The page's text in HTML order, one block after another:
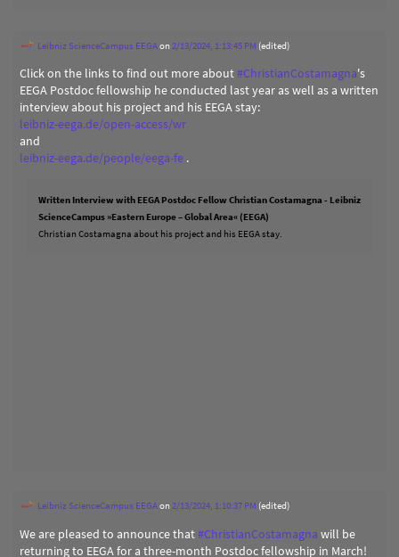
Leibniz ScienceCampus EEGAon2/13/2024, 1:13:45 PM (edited)
Click on the links to find out more about#ChristianCostamagna's
EEGA Postdoc fellowship he conducted last year as well as a written
interview about his project and his EEGA stay:
leibniz-eega.de/open-access/wr
and
leibniz-eega.de/people/eega-fe .
Written Interview with EEGA Postdoc Fellow Christian Costamagna - Leibniz
ScienceCampus »Eastern Europe – Global Area« (EEGA)
Christian Costamagna about his project and his EEGA stay.
Leibniz ScienceCampus EEGAon2/13/2024, 1:10:37 PM (edited)
We are pleased to announce that#ChristianCostamagna will be
returning to EEGA for a three-month Postdoc fellowship in March!